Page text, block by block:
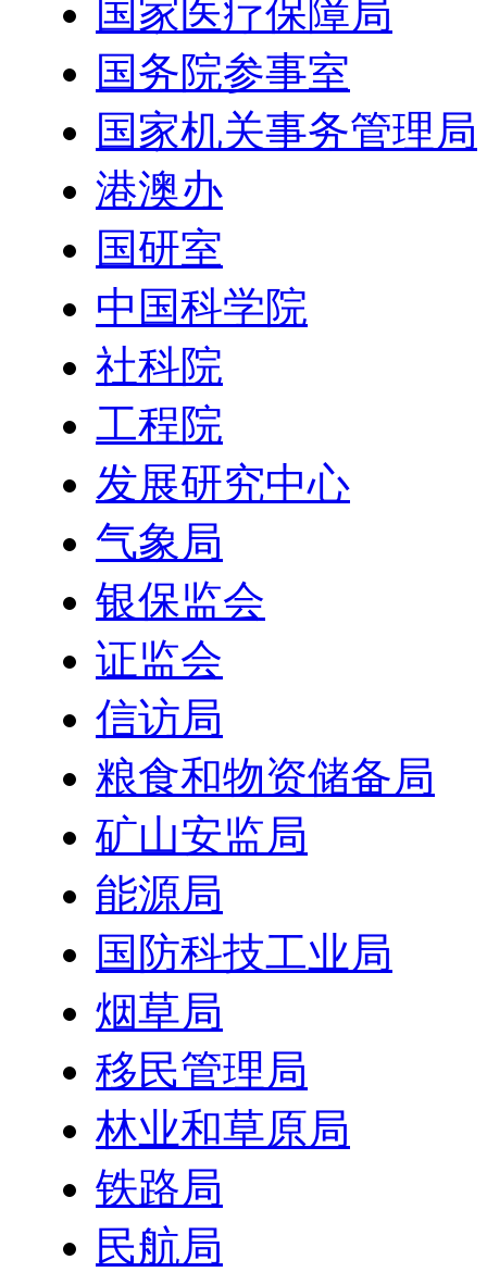
国家医疗保障局
国务院参事室
国家机关事务管理局
港澳办
国研室
中国科学院
社科院
工程院
发展研究中心
气象局
银保监会
证监会
信访局
粮食和物资储备局
矿山安监局
能源局
国防科技工业局
烟草局
移民管理局
林业和草原局
铁路局
民航局